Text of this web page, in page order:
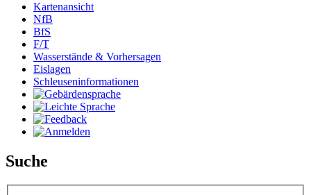
Kar­ten­an­sicht
NfB
BfS
F/T
Was­ser­stän­de & Vor­her­sa­gen
Eis­la­gen
Schleu­sen­in­for­ma­tio­nen
Suche